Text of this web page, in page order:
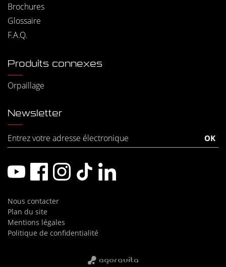
Brochures
Glossaire
F.A.Q.
Produits connexes
Orpaillage
Newsletter
Nous contacter
Plan du site
Mentions légales
Politique de confidentialité